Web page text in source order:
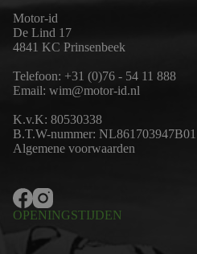
Motor-id
De Lind 17
4841 KC Prinsenbeek
Telefoon: +31 (0)76 - 54 11 888
Email: wim@motor-id.nl
K.v.K: 80530338
B.T.W-nummer: NL861703947B01
Algemene voorwaarden
OPENINGSTIJDEN